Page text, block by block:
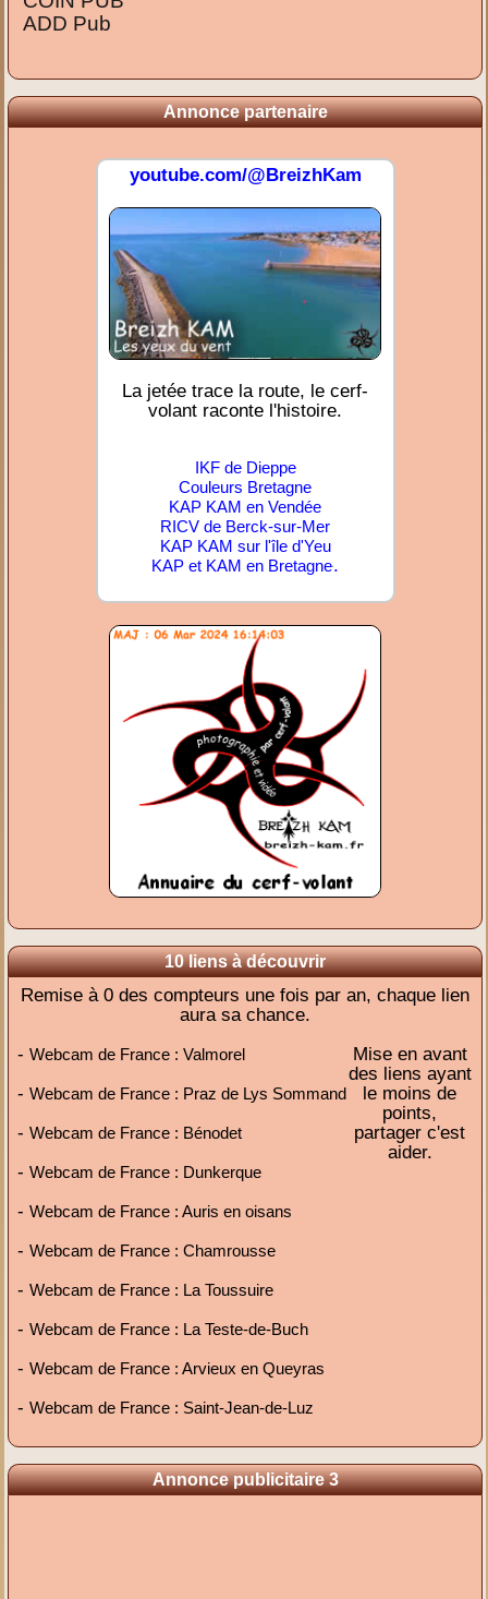
ADD Pub
Annonce partenaire
youtube.com/@BreizhKam
La jetée trace la route, le cerf-
volant raconte l'histoire.
IKF de Dieppe
Couleurs Bretagne
KAP KAM en Vendée
RICV de Berck-sur-Mer
KAP KAM sur l'île d'Yeu
KAP et KAM en Bretagne.
10 liens à découvrir
Remise à 0 des compteurs une fois par an, chaque lien
aura sa chance.
-Webcam de France : Valmorel
-Webcam de France : Praz de Lys Sommand
-Webcam de France : Bénodet
-Webcam de France : Dunkerque
-Webcam de France : Auris en oisans
-Webcam de France : Chamrousse
-Webcam de France : La Toussuire
-Webcam de France : La Teste-de-Buch
-Webcam de France : Arvieux en Queyras
-Webcam de France : Saint-Jean-de-Luz
Mise en avant
des liens ayant
le moins de
points,
partager c'est
aider.
Annonce publicitaire 3